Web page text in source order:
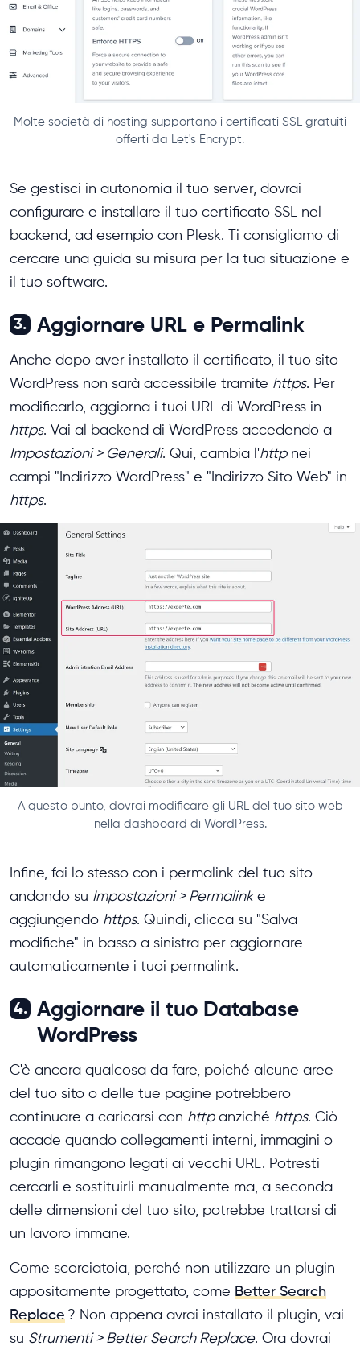
Molte società di hosting supportano i certificati SSL gratuiti
offerti da Let's Encrypt.
Se gestisci in autonomia il tuo server, dovrai
configurare e installare il tuo certificato SSL nel
backend, ad esempio con Plesk. Ti consigliamo di
cercare una guida su misura per la tua situazione e
il tuo software.
3. Aggiornare URL e Permalink
Anche dopo aver installato il certificato, il tuo sito
WordPress non sarà accessibile tramite https. Per
modificarlo, aggiorna i tuoi URL di WordPress in
https. Vai al backend di WordPress accedendo a
Impostazioni > Generali. Qui, cambia l'httpnei
campi "Indirizzo WordPress" e "Indirizzo Sito Web" in
https.
A questo punto, dovrai modificare gli URL del tuo sito web
nella dashboard di WordPress.
Infine, fai lo stesso con i permalink del tuo sito
andando su Impostazioni > Permalinke
aggiungendo https. Quindi, clicca su "Salva
modifiche" in basso a sinistra per aggiornare
automaticamente i tuoi permalink.
4. Aggiornare il tuo Database
WordPress
C'è ancora qualcosa da fare, poiché alcune aree
del tuo sito o delle tue pagine potrebbero
continuare a caricarsi con httpanziché https. Ciò
accade quando collegamenti interni, immagini o
plugin rimangono legati ai vecchi URL. Potresti
cercarli e sostituirli manualmente ma, a seconda
delle dimensioni del tuo sito, potrebbe trattarsi di
un lavoro immane.
Come scorciatoia, perché non utilizzare un plugin
appositamente progettato, come Better Search
Replace ? Non appena avrai installato il plugin, vai
su Strumenti > Better Search Replace. Ora dovrai